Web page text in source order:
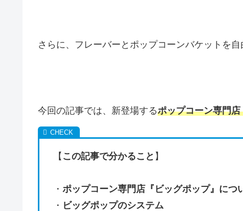
さらに、フレーバーとポップコーンバケットを
今回の記事では、新登場するポップコーン専門
【 この記事で分かること 】
・ ポップコーン専門店『ビッグポップ』につ
・ ビッグポップのシステム